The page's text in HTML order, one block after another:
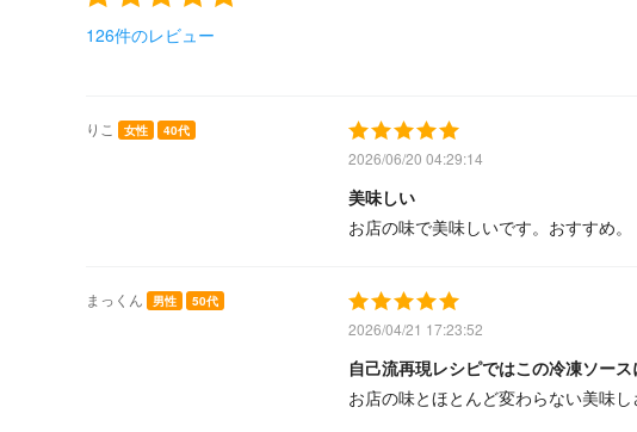
126件のレビュー
りこ 女性 40代
2026/06/20 04:29:14
美味しい
お店の味で美味しいです。おすすめ。
まっくん 男性 50代
2026/04/21 17:23:52
自己流再現レシピではこの冷凍ソー
お店の味とほとんど変わらない美味